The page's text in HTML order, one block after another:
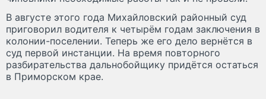
В августе этого года Михайловский районный суд
приговорил водителя к четырём годам заключения в
колонии-поселении. Теперь же его дело вернётся в
суд первой инстанции. На время повторного
разбирательства дальнобойщику придётся остаться
в Приморском крае.